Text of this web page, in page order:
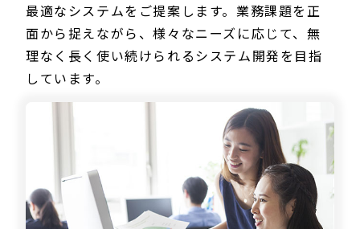
最適なシステムをご提案します。業務課題を正
面から捉えながら、様々なニーズに応じて、無
理なく長く使い続けられるシステム開発を目指
しています。